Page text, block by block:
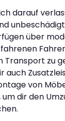
darauf
über
Transport zu
auch
von
dir den